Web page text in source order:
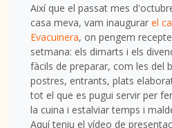
Així que el passat mes
casa meva, vam inaugurar el
Evacuinera, on pengem
setmana: els dimarts i els
fàcils de preparar, com les del
postres, entrants, plats
tot el que es pugui servir per
la cuina i estalviar temps i
Aquí teniu el vídeo de